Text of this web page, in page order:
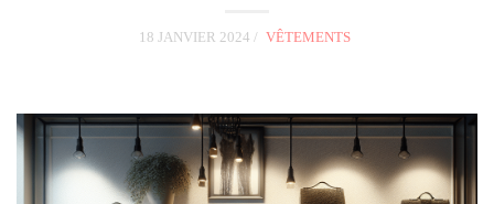
i
o
n
18 JANVIER 2024 VÊTEMENTS